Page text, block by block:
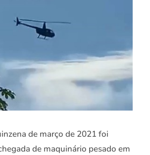
de março de 2021 foi
de maquinário pesado em